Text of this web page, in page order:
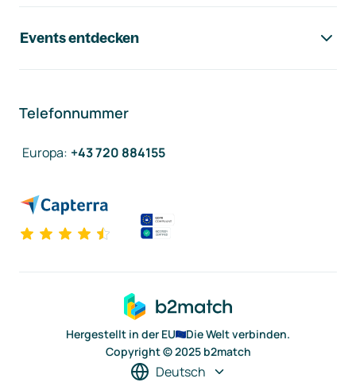
Events entdecken
Telefonnummer
Europa: +43 720 884155
Hergestellt in der EU
Die Welt verbinden.
Copyright © 2025 b2match
Deutsch